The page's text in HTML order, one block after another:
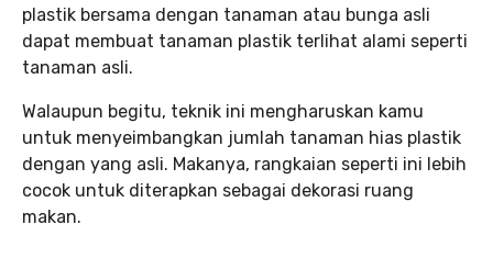
plastik bersama dengan tanaman atau bunga asli
dapat membuat tanaman plastik terlihat alami seperti
tanaman asli.
Walaupun begitu, teknik ini mengharuskan kamu
untuk menyeimbangkan jumlah tanaman hias plastik
dengan yang asli. Makanya, rangkaian seperti ini lebih
cocok untuk diterapkan sebagai dekorasi ruang
makan.